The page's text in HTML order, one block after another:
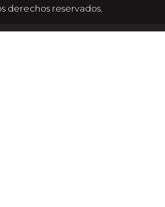
derechos reservados.